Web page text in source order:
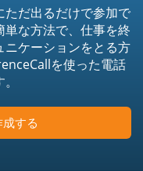
だ出るだけで参加で
な方法で、仕事を終
ケーションをとる方
を使った電話
する